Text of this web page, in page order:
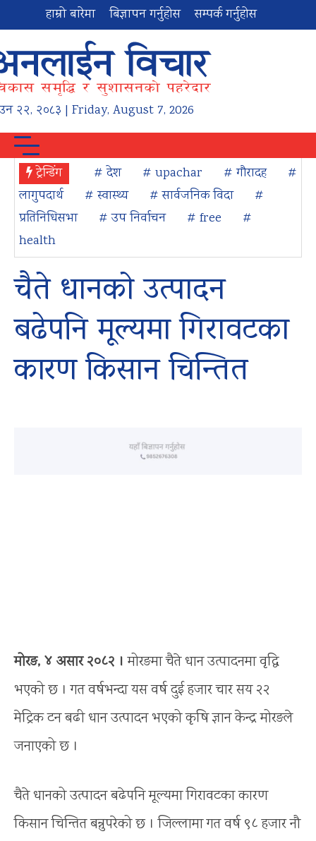
हाम्रो बारेमा बिज्ञापन गर्नुहोस सम्पर्क गर्नुहोस
२२, २०८३ | Friday, August 7, 2026
ट्रेन्डिंग # देश # upachar # गौरादह
#
लागुपदार्थ
# स्वास्थ्य # सार्वजनिक विदा
#
प्रतिनिधिसभा
# उप निर्वाचन # free
#
health
चैते धानको उत्पादन
बढेपनि मूल्यमा गिरावटका
कारण किसान चिन्तित
मोरङ, ४ असार २०८२ । मोरङमा चैते धान उत्पादनमा वृद्धि
भएको छ । गत वर्षभन्दा यस वर्ष दुई हजार चार सय २२
मेट्रिक टन बढी धान उत्पादन भएको कृषि ज्ञान केन्द्र मोरङले
जनाएको छ ।
चैते धानको उत्पादन बढेपनि मूल्यमा गिरावटका कारण
किसान चिन्तित बन्नुपरेको छ । जिल्लामा गत वर्ष ९८ हजार नौ